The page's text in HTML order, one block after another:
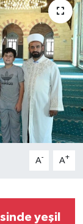
A- A+
yeşil